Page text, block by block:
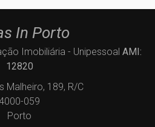
In Porto
Imobiliária - Unipessoal AMI:
12820
Malheiro, 189, R/C
059
Porto